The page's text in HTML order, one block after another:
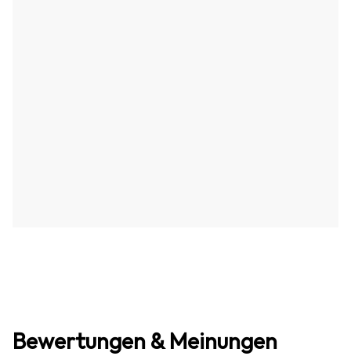
Bewertungen & Meinungen